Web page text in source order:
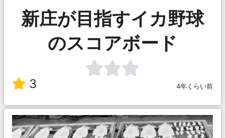
新庄が目指すイカ野球
のスコアボード
3 4年くらい前